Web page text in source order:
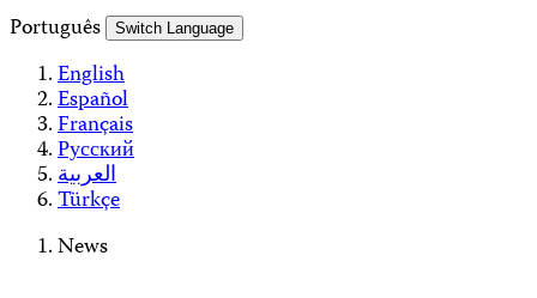
Português
Switch Language
English
Español
Français
Русский
العربية
Türkçe
News